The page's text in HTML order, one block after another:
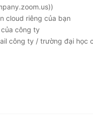
cloud riêng của bạn
công ty
công ty / trường đại học